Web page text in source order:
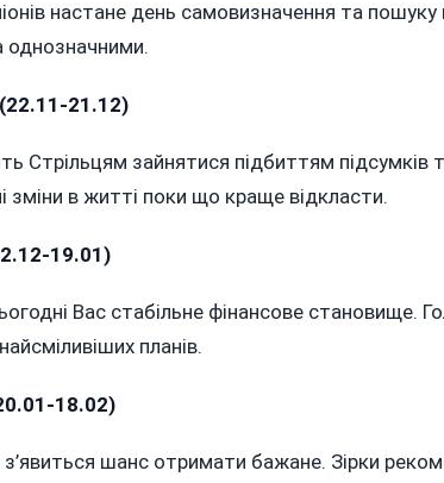
настане день самовизначення та пошуку
однозначними.
21.12)
Стрільцям зайнятися підбиттям
зміни в житті поки що краще відкласти.
19.01)
Вас стабільне фінансове становище.
планів.
18.02)
з’явиться шанс отримати бажане. Зірки